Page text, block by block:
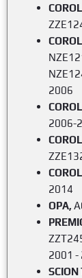
2006
2006-
2014
OPA,
2001 -
SCION